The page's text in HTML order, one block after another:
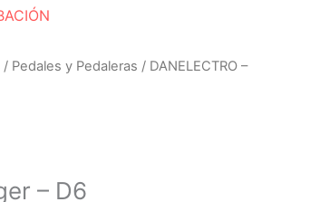
/ Pedales y Pedaleras / DANELECTRO –
– D6